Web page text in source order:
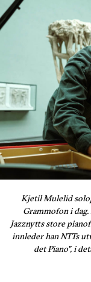
Kjetil Mulelid
Grammofon i
Jazznytts store
innleder han NTTs
det Piano", i